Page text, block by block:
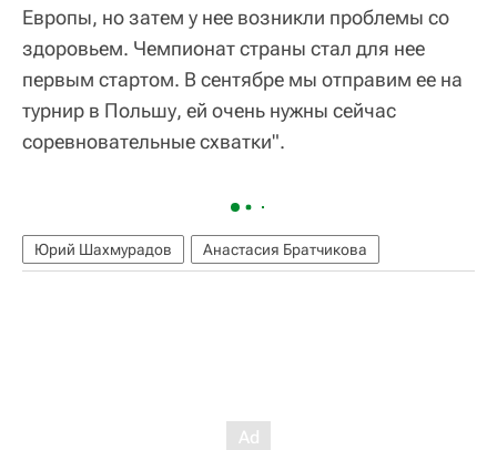
Европы, но затем у нее возникли проблемы со
здоровьем. Чемпионат страны стал для нее
первым стартом. В сентябре мы отправим ее на
турнир в Польшу, ей очень нужны сейчас
соревновательные схватки".
Юрий Шахмурадов Анастасия Братчикова